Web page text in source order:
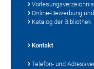
Vorlesungsverzeichnis
Online-Bewerbung
Katalog der Bibliothek
Kontakt
Telefon- und